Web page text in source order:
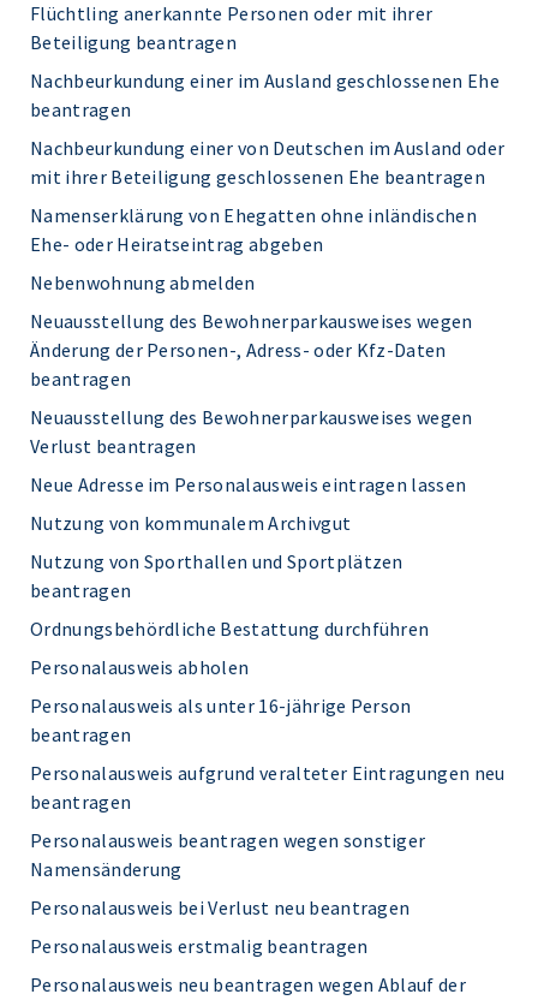
Flüchtling anerkannte Personen oder mit ihrer
Beteiligung beantragen
Nachbeurkundung einer im Ausland geschlossenen Ehe
beantragen
Nachbeurkundung einer von Deutschen im Ausland oder
mit ihrer Beteiligung geschlossenen Ehe beantragen
Namenserklärung von Ehegatten ohne inländischen
Ehe- oder Heiratseintrag abgeben
Nebenwohnung abmelden
Neuausstellung des Bewohnerparkausweises wegen
Änderung der Personen-, Adress- oder Kfz-Daten
beantragen
Neuausstellung des Bewohnerparkausweises wegen
Verlust beantragen
Neue Adresse im Personalausweis eintragen lassen
Nutzung von kommunalem Archivgut
Nutzung von Sporthallen und Sportplätzen
beantragen
Ordnungsbehördliche Bestattung durchführen
Personalausweis abholen
Personalausweis als unter 16-jährige Person
beantragen
Personalausweis aufgrund veralteter Eintragungen neu
beantragen
Personalausweis beantragen wegen sonstiger
Namensänderung
Personalausweis bei Verlust neu beantragen
Personalausweis erstmalig beantragen
Personalausweis neu beantragen wegen Ablauf der